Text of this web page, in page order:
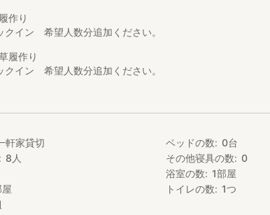
8名様までご利用可能で、家全体が広々としていて快適にお
滞在で他のゲストと居合わせることがないため、小さなお子
。
濯機・お風呂場もあり、ご家族やご友人で長期滞在を希望さ
町市
離れる場所にあるため、静かに過ごしていただけます。
喧騒からかけ離れたゆったりとした時間が流れ、ご近所の
ます。
土市駅）から車で5分。歩いて20分。
車で15分。
作り
クイン 希望人数分追加ください。
履作り
クイン 希望人数分追加ください。
軒家貸切
8 人
ベッドの数 0台
その他寝具の数
0
浴室の数
1部屋
トイレの数
1つ